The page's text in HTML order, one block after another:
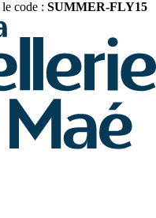
code : SUMMER-FLY15